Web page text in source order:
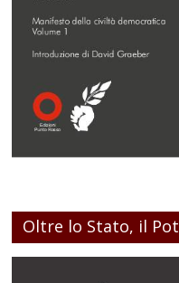
Oltre lo Stato, il